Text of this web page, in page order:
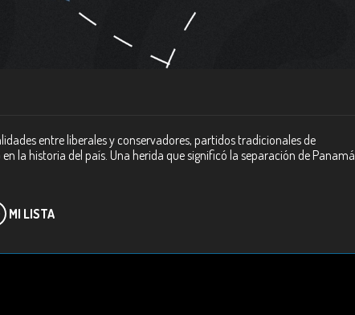
entre liberales y conservadores, partidos tradicionales de
la historia del país. Una herida que significó la separación de Panamá.
MI LISTA